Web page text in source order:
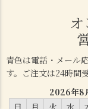
青色は電話・メール
す。ご注文は24時間受
2026年8